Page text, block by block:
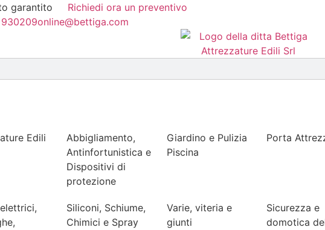
garantito
Richiedi ora un preventivo
online@bettiga.com
Edili
Abbigliamento,
Antinfortunistica e
Dispositivi di
protezione
Giardino e Pulizia
Piscina
Porta
Siliconi, Schiume,
Chimici e Spray
Varie, viteria e
giunti
Sicurezza e
domotica